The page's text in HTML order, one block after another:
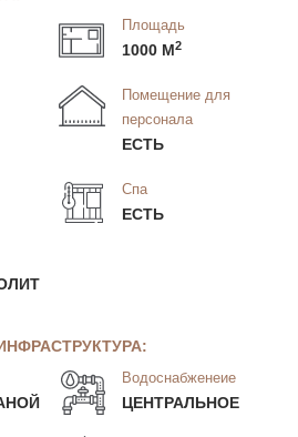
Площадь
1000 М2
Помещение для
персонала
ЕСТЬ
Спа
ЕСТЬ
Водоснабженеие
ЦЕНТРАЛЬНОЕ